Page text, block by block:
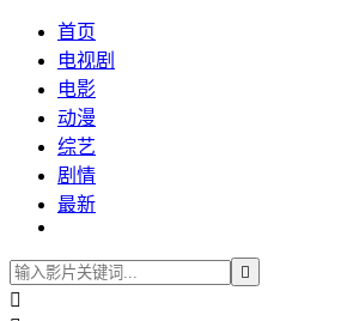
首页
电视剧
电影
动漫
综艺
剧情
最新

